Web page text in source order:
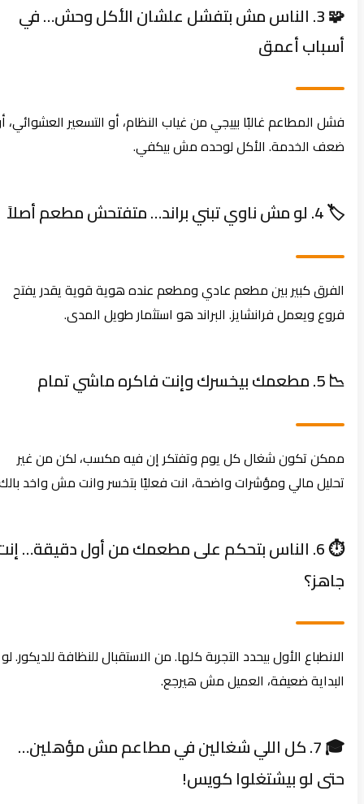
🧩 3. الناس مش بتفشل علشان الأكل وحش… في
أسباب أعمق
فشل المطاعم غالبًا بييجي من غياب النظام، أو التسعير العشوائي، أو
ضعف الخدمة. الأكل لوحده مش بيكفي.
🏷️ 4. لو مش ناوي تبني براند… متفتحش مطعم أصلاً
الفرق كبير بين مطعم عادي ومطعم عنده هوية قوية يقدر يفتح
فروع ويعمل فرانشايز. البراند هو استثمار طويل المدى.
ممكن تكون شغال كل يوم وتفتكر إن فيه مكسب، لكن من غير
تحليل مالي ومؤشرات واضحة، انت فعليًا بتخسر وانت مش واخد بالك.
⏱️ 6. الناس بتحكم على مطعمك من أول دقيقة… إنت
جاهز؟
الانطباع الأول بيحدد التجربة كلها. من الاستقبال للنظافة للديكور. لو
البداية ضعيفة، العميل مش هيرجع.
🎓 7. كل اللي شغالين في مطاعم مش مؤهلين…
حتى لو بيشتغلوا كويس!